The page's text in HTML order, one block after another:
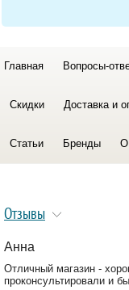
Главная Вопросы-
Скидки Доставка и
Статьи Бренды О
Отзывы
Анна
Отличный магазин -
проконсультировали и